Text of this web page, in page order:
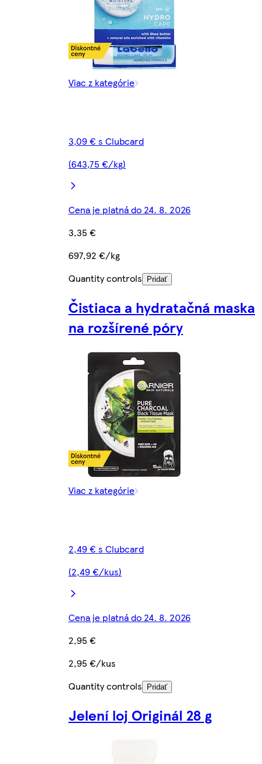
Viac z kategórie
3,09 € s Clubcard
(643,75 €/kg)
Cena je platná do 24. 8. 2026
3,35 €
697,92 €/kg
Quantity controls
Pridať
Čistiaca a hydratačná maska
na rozšírené póry
Viac z kategórie
2,49 € s Clubcard
(2,49 €/kus)
Cena je platná do 24. 8. 2026
2,95 €
2,95 €/kus
Quantity controls
Pridať
Jelení loj Originál 28 g